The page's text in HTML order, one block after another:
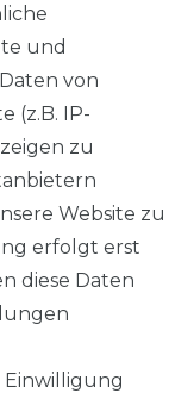
2
und
von
(z.B. IP-
zu
Website zu
erfolgt erst
diese Daten